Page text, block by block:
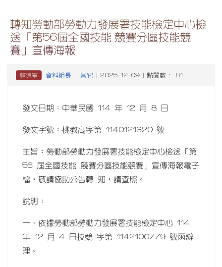
轉知勞動部勞動力發展署技能檢定中心檢
送「第56屆全國技能 競賽分區技能競
賽」宣傳海報
輔導室 資料組長 - 其它 | 2025-12-09 | 點閱數： 81
發文日期：中華民國 114 年 12 月 8 日
發文字號：桃教高字第 1140121320 號
主旨：勞動部勞動力發展署技能檢定中心檢送「第
56 屆全國技能 競賽分區技能競賽」宣傳海報電子
檔，敬請協助公告轉 知，請查照。
說明：
一、依據勞動部勞動力發展署技能檢定中心 114
年 12 月 4 日技競 字第 1142100779 號函辦
理。